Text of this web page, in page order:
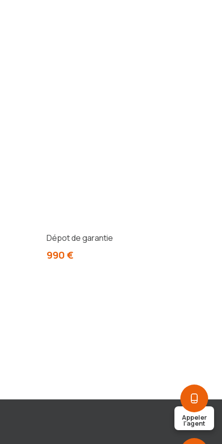
Appeler
l'agent
Dépot de garantie
990 €